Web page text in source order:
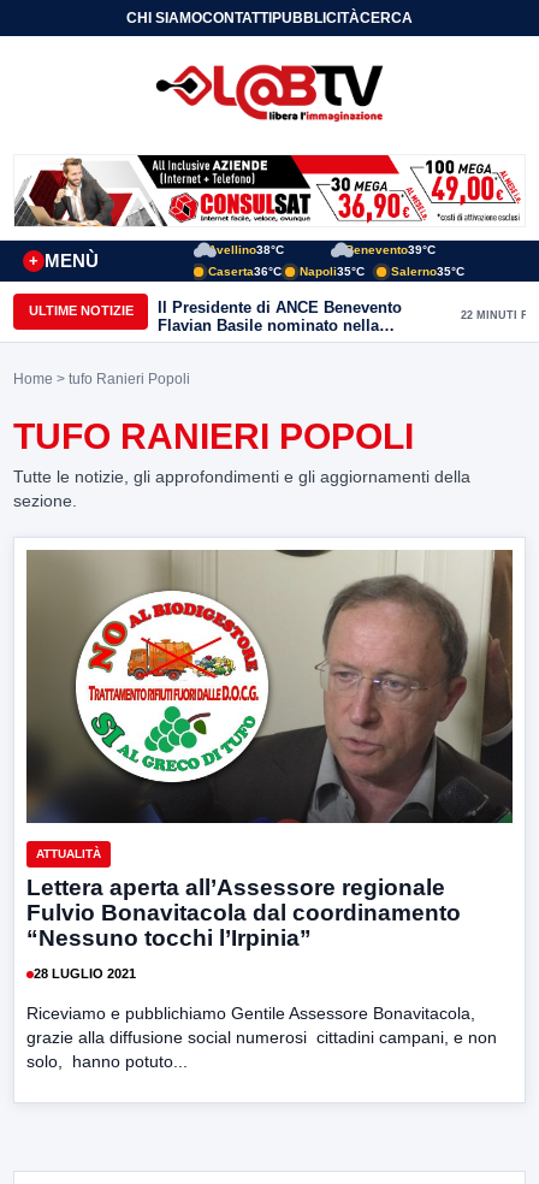
CHI SIAMOCONTATTIPUBBLICITÀCERCA
MENÙ
+
Avellino38°C Benevento39°C
Caserta36°C Napoli35°C Salerno35°C
ULTIME NOTIZIE
Il Presidente di ANCE Benevento
Flavian Basile nominato nella
Commissione Tecnica
Confindustria Nazionale
22 MINUTI FA
Home > tufo Ranieri Popoli
TUFO RANIERI POPOLI
Tutte le notizie, gli approfondimenti e gli aggiornamenti della
sezione.
ATTUALITÀ
Lettera aperta all’Assessore regionale
Fulvio Bonavitacola dal coordinamento
“Nessuno tocchi l’Irpinia”
28 LUGLIO 2021
Riceviamo e pubblichiamo Gentile Assessore Bonavitacola,
grazie alla diffusione social numerosi cittadini campani, e non
solo, hanno potuto...